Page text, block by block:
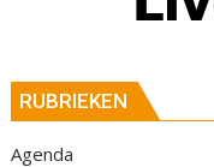
RUBRIEKEN
Agenda